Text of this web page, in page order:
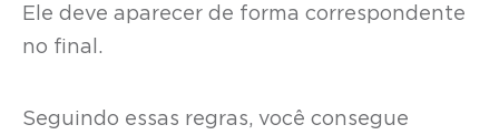
Ele deve aparecer de forma correspondente
no final.
Seguindo essas regras, você consegue